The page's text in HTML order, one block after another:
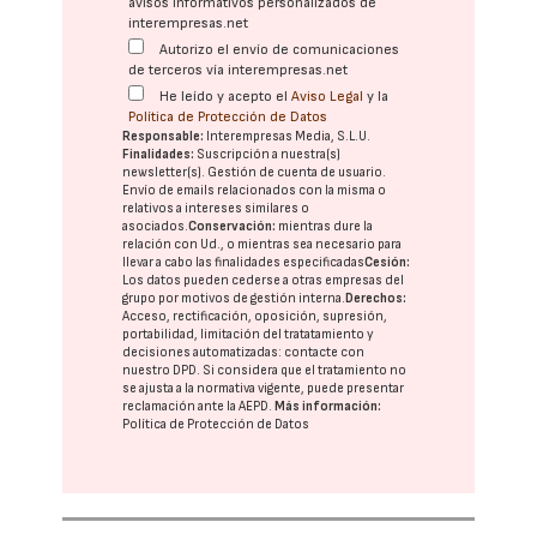
interempresas.net
Autorizo el envío de comunicaciones
de terceros vía interempresas.net
He leído y acepto elAviso Legal y la
Política de Protección de Datos
Responsable: Interempresas Media, S.L.U.
Finalidades: Suscripción a nuestra(s)
newsletter(s). Gestión de cuenta de usuario.
Envío de emails relacionados con la misma o
relativos a intereses similares o
asociados.Conservación: mientras dure la
relación con Ud., o mientras sea necesario para
llevar a cabo las finalidades especificadasCesión:
Los datos pueden cederse a otras empresas del
grupo por motivos de gestión interna. Derechos:
Acceso, rectificación, oposición, supresión,
portabilidad, limitación del tratatamiento y
decisiones automatizadas: contacte con
nuestro DPD. Si considera que el tratamiento no
se ajusta a la normativa vigente, puede presentar
reclamación ante laAEPD. Más información:
Política de Protección de Datos